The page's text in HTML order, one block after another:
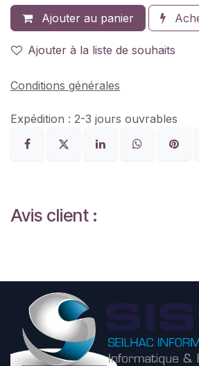
Ajouter au panier
Ajouter à la liste de souhaits
Conditions générales
Expédition : 2-3 jours ouvrables
Avis client :